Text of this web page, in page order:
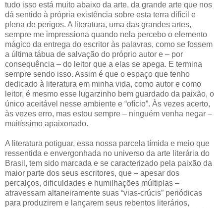
tudo isso está muito abaixo da arte, da grande arte que nos
dá sentido à própria existência sobre esta terra difícil e
plena de perigos. A literatura, uma das grandes artes,
sempre me impressiona quando nela percebo o elemento
mágico da entrega do escritor às palavras, como se fossem
a última tábua de salvação do próprio autor e – por
consequência – do leitor que a elas se apega. E termina
sempre sendo isso. Assim é que o espaço que tenho
dedicado à literatura em minha vida, como autor e como
leitor, é mesmo esse lugarzinho bem guardado da paixão, o
único aceitável nesse ambiente e “ofício”. Às vezes acerto,
às vezes erro, mas estou sempre – ninguém venha negar –
muitíssimo apaixonado.
A literatura potiguar, essa nossa parcela tímida e meio que
ressentida e envergonhada no universo da arte literária do
Brasil, tem sido marcada e se caracterizado pela paixão da
maior parte dos seus escritores, que – apesar dos
percalços, dificuldades e humilhações múltiplas –
atravessam altaneiramente suas “vias-crúcis” periódicas
para produzirem e lançarem seus rebentos literários,